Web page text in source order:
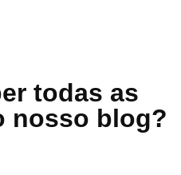
todas as
nosso blog?